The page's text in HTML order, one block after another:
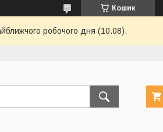
Кошик
робочого дня (10.08).